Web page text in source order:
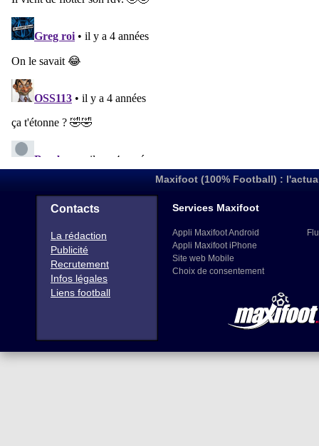
Maxifoot (100% Football) :
Contacts
La rédaction
Publicité
Recrutement
Infos légales
Liens football
Services Maxifoot
Appli Maxifoot Android
Appli Maxifoot iPhone
Site web Mobile
Choix de consentement